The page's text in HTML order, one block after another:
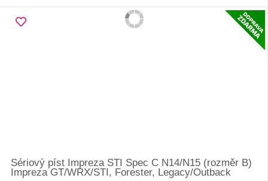
Sériový píst Impreza STI Spec C N14/N15 (rozměr B)
Impreza GT/WRX/STI, Forester, Legacy/Outback